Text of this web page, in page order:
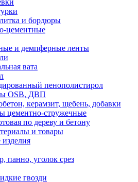
и бордюры
цементные
и демпферные ленты
вата
пенополистирол
OSB, ДВП
керамзит, щебень, добавки
цементно-стружечные
по дереву и бетону
и товары
панно, уголок срез
гвозди